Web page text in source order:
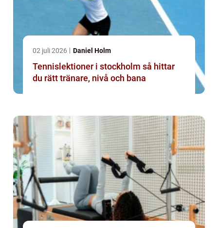
02 juli 2026 Daniel Holm
Tennislektioner i stockholm så hittar
du rätt tränare, nivå och bana